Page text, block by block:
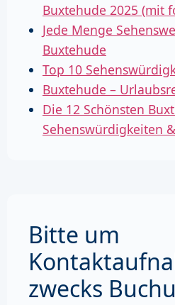
Buxtehude 2025 (mit
Jede Menge
Buxtehude
Top 10
Buxtehude –
Die 12 Schönsten
Sehenswürdigkeiten
Bitte um
zwecks